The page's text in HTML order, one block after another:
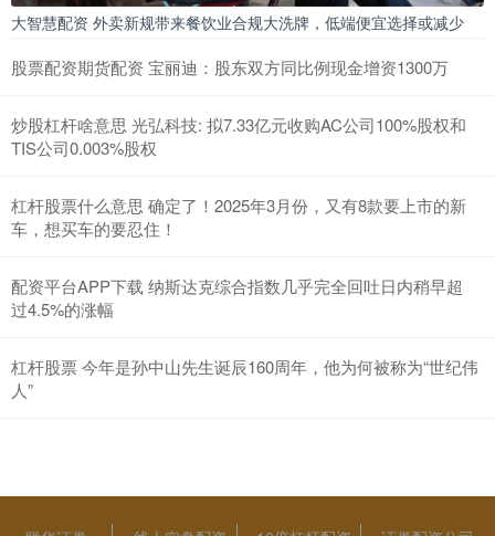
大智慧配资 外卖新规带来餐饮业合规大洗牌，低端便宜选择或减少
股票配资期货配资 宝丽迪：股东双方同比例现金增资1300万
炒股杠杆啥意思 光弘科技: 拟7.33亿元收购AC公司100%股权和
TIS公司0.003%股权
杠杆股票什么意思 确定了！2025年3月份，又有8款要上市的新
车，想买车的要忍住！
配资平台APP下载 纳斯达克综合指数几乎完全回吐日内稍早超
过4.5%的涨幅
杠杆股票 今年是孙中山先生诞辰160周年，他为何被称为“世纪伟
人”